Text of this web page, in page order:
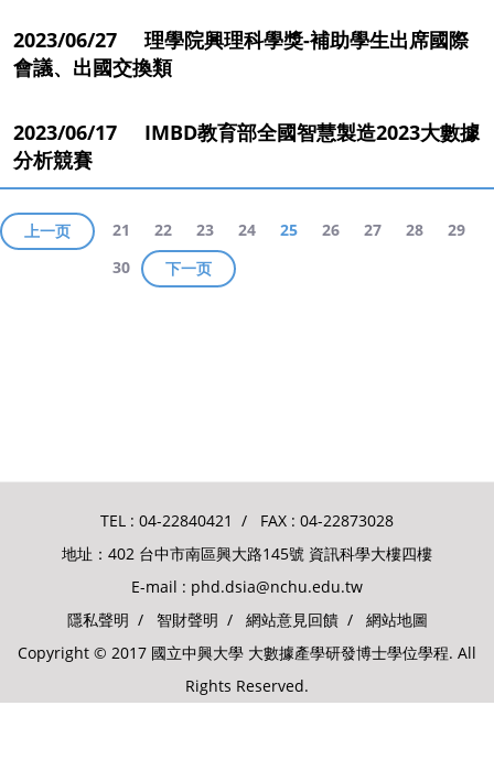
2023/06/27 理學院興理科學獎-補助學生出席國際
會議、出國交換類
2023/06/17 IMBD教育部全國智慧製造2023大數據
分析競賽
上一页 21 22 23 24 25 26 27 28
29
30
下一页
TEL : 04-22840421 / FAX : 04-22873028
地址：402 台中市南區興大路145號 資訊科學大樓四樓
E-mail : phd.dsia@nchu.edu.tw
隱私聲明 / 智財聲明 / 網站意見回饋/ 網站地圖
Copyright © 2017 國立中興大學 大數據產學研發博士學位學程. All
Rights Reserved.